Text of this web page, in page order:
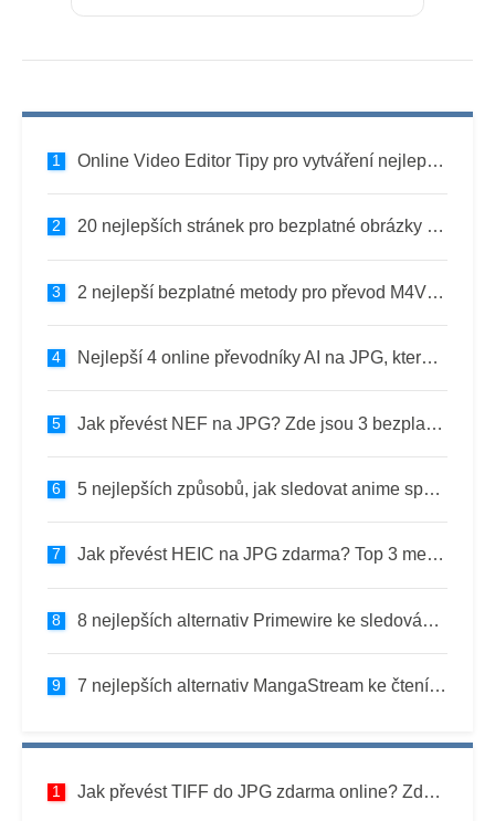
metody
Online Video Editor Tipy pro vytváření nejlepších videí
20 nejlepších stránek pro bezplatné obrázky v roce 2022
2 nejlepší bezplatné metody pro převod M4V na GIF
Nejlepší 4 online převodníky AI na JPG, které byste měli vyzkoušet
Jak převést NEF na JPG? Zde jsou 3 bezplatné metody!
5 nejlepších způsobů, jak sledovat anime společně online zdarma
Jak převést HEIC na JPG zdarma? Top 3 metody
8 nejlepších alternativ Primewire ke sledování filmů online zdarma
7 nejlepších alternativ MangaStream ke čtení manga online zdarma
Jak převést TIFF do JPG zdarma online? Zde jsou 3 metody.